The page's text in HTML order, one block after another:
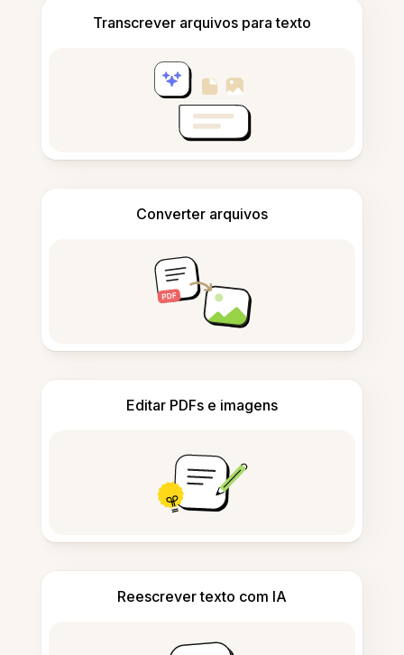
Transcrever arquivos para texto
Converter arquivos
Editar PDFs e imagens
Reescrever texto com IA